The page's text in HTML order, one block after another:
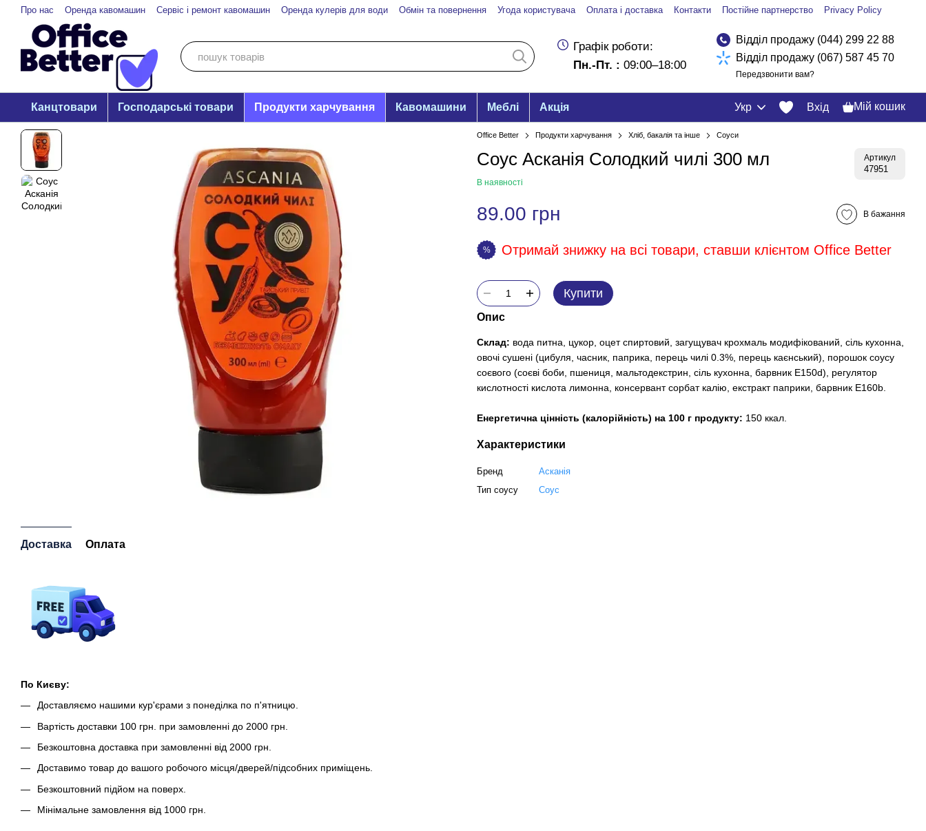
Перейти до основного контенту
Про нас Оренда кавомашин Сервіс і ремонт кавомашин Оренда кулерів для води Обмін та повернення Угода користувача Оплата і доставка Контакти Постійне партнерство Privacy Policy
Графік роботи:
Пн.-Пт. : 09:00–18:00
Відділ продажу (044) 299 22 88
Відділ продажу (067) 587 45 70
Передзвонити вам?
Канцтовари Господарські товари Продукти харчування Кавомашини Меблі Акція Укр Вхід Мій кошик
Доставка Оплата
По Києву:
Доставляємо нашими кур'єрами з понеділка по п'ятницю.
Вартість доставки 100 грн. при замовленні до 2000 грн.
Безкоштовна доставка при замовленні від 2000 грн.
Доставимо товар до вашого робочого місця/дверей/підсобних приміщень.
Безкоштовний підйом на поверх.
Мінімальне замовлення від 1000 грн.
Office Better Продукти харчування Хліб, бакалія та інше Соуси
Соус Асканія Солодкий чилі 300 мл Артикул
47951
В наявності
89.00 грн В бажання
% Отримай знижку на всі товари, ставши клієнтом Office Better
Купити
Опис
Склад: вода питна, цукор, оцет спиртовий, загущувач крохмаль модифікований, сіль кухонна,
овочі сушені (цибуля, часник, паприка, перець чилі 0.3%, перець каєнський), порошок соусу
соєвого (соєві боби, пшениця, мальтодекстрин, сіль кухонна, барвник Е150d), регулятор
кислотностi кислота лимонна, консервант сорбат калію, екстракт паприки, барвник E160b.
Енергетична цінність (калорійність) на 100 г продукту: 150 ккал.
Характеристики
Бренд
Асканія
Тип соусу
Соус